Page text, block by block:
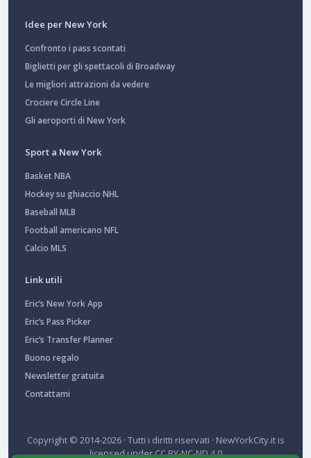
Idee per New York
Confronto i pass scontati
Biglietti per gli spettacoli di Broadway
Le migliori attrazioni da vedere
Crociere Circle Line
Gli aeroporti di New York
Sport a New York
Basket NBA
Hockey su ghiaccio NHL
Baseball MLB
Football americano NFL
Calcio MLS
Link utili
Eric’s New York App
Eric’s Pass Picker
Eric’s Transfer Planner
Buono regalo
Newsletter gratuita
Contattami
Copyright © 2014-2026 · Tutti i diritti riservati · NewYorkCity.itis
licensed underCC BY-NC-ND 4.0